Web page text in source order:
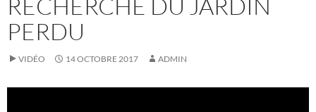
RECHERCHE DU JARDIN
PERDU
VIDÉO 14 OCTOBRE 2017 ADMIN